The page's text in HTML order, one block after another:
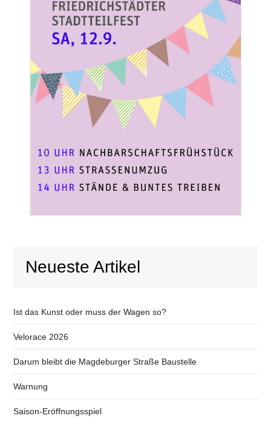
Neueste Artikel
Ist das Kunst oder muss der Wagen so?
Velorace 2026
Darum bleibt die Magdeburger Straße Baustelle
Warnung
Saison-Eröffnungsspiel